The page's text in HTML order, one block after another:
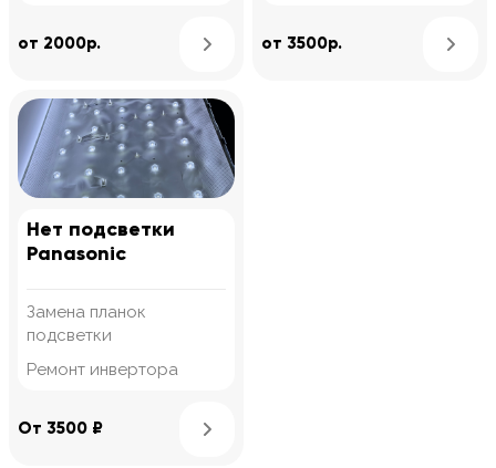
от 2000р. Узнать подробнее
от 3500р.
Нет подсветки
Panasonic
Замена планок
подсветки
Ремонт инвертора
От 3500 ₽